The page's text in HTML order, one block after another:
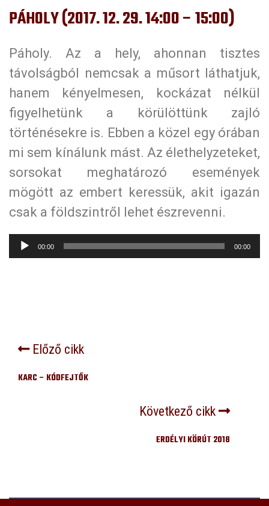
PÁHOLY (2017. 12. 29. 14:00 – 15:00)
Páholy. Az a hely, ahonnan tisztes
távolságból nemcsak a műsort láthatjuk,
hanem kényelmesen, kockázat nélkül
figyelhetünk a körülöttünk zajló
történésekre is. Ebben a közel egy órában
mi sem kínálunk mást. Az élethelyzeteket,
sorsokat meghatározó események
mögött az embert keressük, akit igazán
csak a földszintről lehet észrevenni.
Audió
lejátszó
00:00 00:00
Előző cikk
KARC – KÓDFEJTŐK
Következő cikk
ERDÉLYI KÖRÚT 2018